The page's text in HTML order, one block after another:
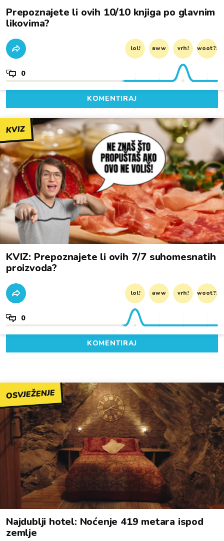
Prepoznajete li ovih 10/10 knjiga po glavnim
likovima?
lol! aww vrh! woot?!
0
KOMENTIRAJ
KVIZ
KVIZ: Prepoznajete li ovih 7/7 suhomesnatih
proizvoda?
lol! aww vrh! woot?!
0
KOMENTIRAJ
OSVJEŽENJE
Najdublji hotel: Noćenje 419 metara ispod
zemlje